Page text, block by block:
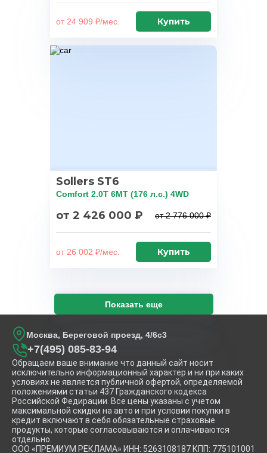
от 24 909 ₽/мес. Купить
Sollers ST6
Comfort 2.0T 6MT (176 л.с.) 4WD
от 2 426 000 ₽ от 2 776 000 ₽
от 26 002 ₽/мес. Купить
Показать еще
Москва, Береговой проезд, 4/6с3
+7(495) 085-83-94
Обращаем ваше внимание что данный сайт носит
исключительно информационный характер и ни при каких
условиях не является публичной офертой, определяемой
положениями статьи 437 Гражданского кодекса
Российской Федирации. Все цены указаны с учетом
максимальной скидки на авто и при условии покупки в
кредит включают в себя обязательные страховые
продукты, которые согласовываются и оплачиваются
отдельно.
ООО «ПРЕМИУМ РЕКЛАМА» ИНН: 5263108187 КПП: 775101001